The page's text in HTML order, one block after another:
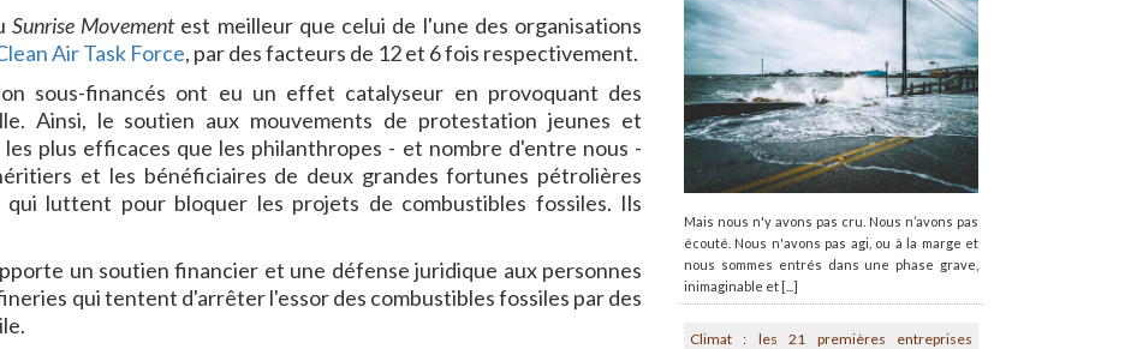
Sunrise Movementest meilleur que celui de l'une des organisations
Air Task Force, par des facteurs de 12 et 6 fois respectivement.
sous-financés ont eu un effet catalyseur en provoquant des
Ainsi, le soutien aux mouvements de protestation jeunes et
plus efficaces que les philanthropes - et nombre d'entre nous -
et les bénéficiaires de deux grandes fortunes pétrolières
qui luttent pour bloquer les projets de combustibles fossiles. Ils
un soutien financier et une défense juridique aux personnes
qui tentent d'arrêter l'essor des combustibles fossiles par des
Mais nous n'y avons pas cru. Nous n’avons pas
écouté. Nous n'avons pas agi, ou à la marge et
nous sommes entrés dans une phase grave,
inimaginable et [...]
Climat : les 21 premières entreprises